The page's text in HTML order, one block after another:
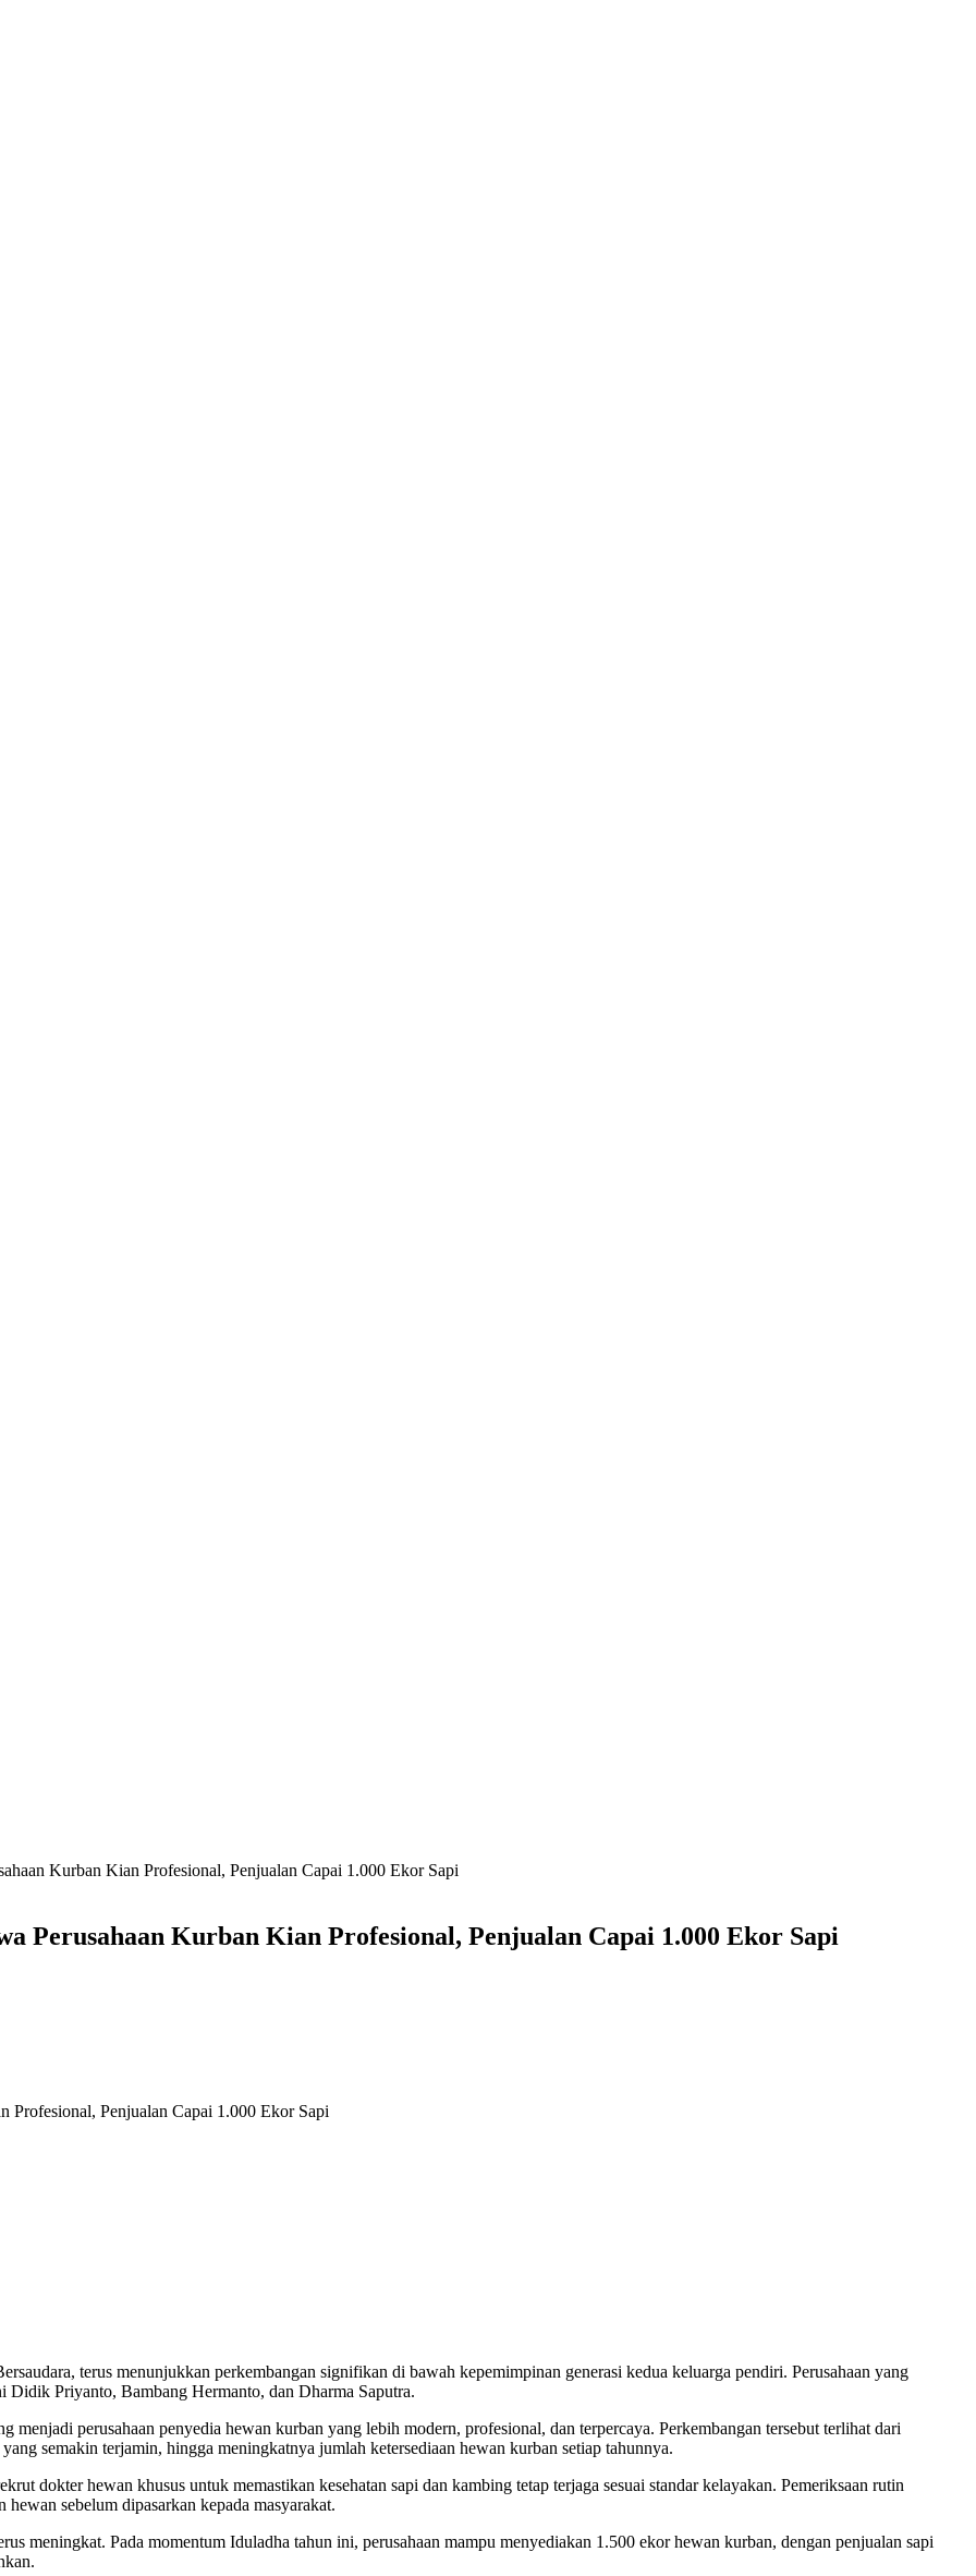
Kurban Kian Profesional, Penjualan Capai 1.000 Ekor Sapi
Perusahaan Kurban Kian Profesional, Penjualan Capai 1.000 Ekor Sapi
Profesional, Penjualan Capai 1.000 Ekor Sapi
terus menunjukkan perkembangan signifikan di bawah kepemimpinan generasi kedua keluarga pendiri. Perusahaan yang
Priyanto, Bambang Hermanto, dan Dharma Saputra.
menjadi perusahaan penyedia hewan kurban yang lebih modern, profesional, dan terpercaya. Perkembangan tersebut terlihat dari
semakin terjamin, hingga meningkatnya jumlah ketersediaan hewan kurban setiap tahunnya.
dokter hewan khusus untuk memastikan kesehatan sapi dan kambing tetap terjaga sesuai standar kelayakan. Pemeriksaan rutin
sebelum dipasarkan kepada masyarakat.
meningkat. Pada momentum Iduladha tahun ini, perusahaan mampu menyediakan 1.500 ekor hewan kurban, dengan penjualan sapi